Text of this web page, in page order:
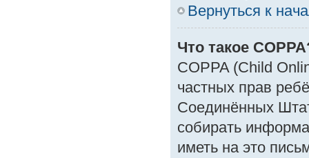
Вернуться к
Что такое
COPPA (Child
частных прав
Соединённых
собирать
иметь на это